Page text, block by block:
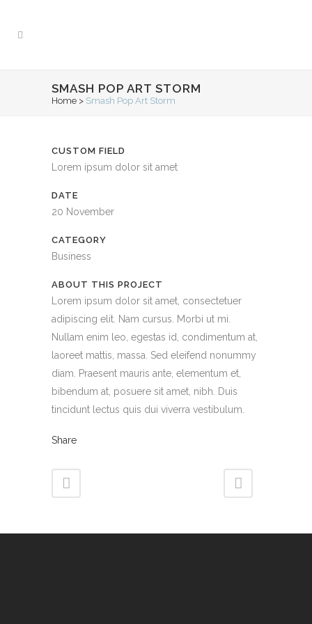
SMASH POP ART STORM
Home > Smash Pop Art Storm
CUSTOM FIELD
Lorem ipsum dolor sit amet
DATE
20 November
CATEGORY
Business
ABOUT THIS PROJECT
Lorem ipsum dolor sit amet, consectetuer
adipiscing elit. Nam cursus. Morbi ut mi.
Nullam enim leo, egestas id, condimentum at,
laoreet mattis, massa. Sed eleifend nonummy
diam. Praesent mauris ante, elementum et,
bibendum at, posuere sit amet, nibh. Duis
tincidunt lectus quis dui viverra vestibulum.
Share